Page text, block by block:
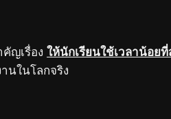
ญเรื่อง ให้นักเรียนใช้เวลาน้อย
นในโลกจริง